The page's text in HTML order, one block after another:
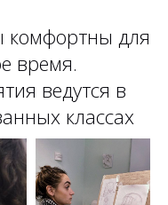
комфортны для
время.
ведутся в
классах